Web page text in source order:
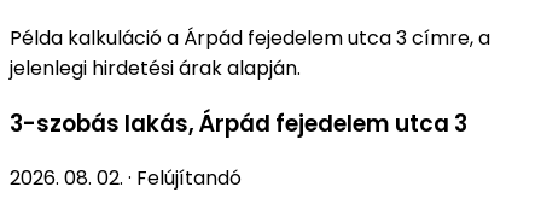
Példa kalkuláció a Árpád fejedelem utca 3 címre, a
jelenlegi hirdetési árak alapján.
3-szobás lakás,Árpád fejedelem utca 3
2026. 08. 02. · Felújítandó